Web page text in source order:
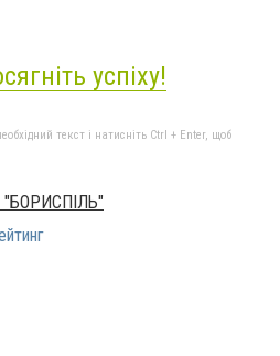
успіху!
текст і натисніть Ctrl + Enter, щоб